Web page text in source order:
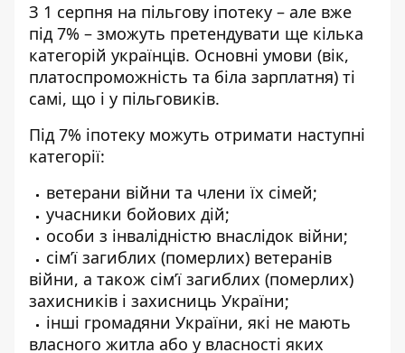
З 1 серпня на пільгову іпотеку – але вже
під 7% – зможуть претендувати ще кілька
категорій українців. Основні умови (вік,
платоспроможність та біла зарплатня) ті
самі, що і у пільговиків.
Під 7% іпотеку можуть отримати наступні
категорії:
ветерани війни та члени їх сімей;
учасники бойових дій;
особи з інвалідністю внаслідок війни;
сім’ї загиблих (померлих) ветеранів
війни, а також сім’ї загиблих (померлих)
захисників і захисниць України;
інші громадяни України, які не мають
власного житла або у власності яких